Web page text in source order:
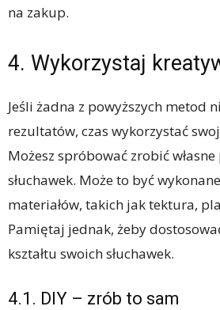
na zakup.
4. Wykorzystaj
Jeśli żadna z powyższych metod
rezultatów, czas wykorzystać
Możesz spróbować zrobić
słuchawek. Może to być
materiałów, takich jak tektura,
Pamiętaj jednak, żeby
kształtu swoich słuchawek.
4.1. DIY – zrób to sam